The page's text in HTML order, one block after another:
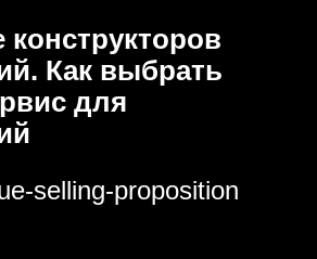
Как выбрать
для